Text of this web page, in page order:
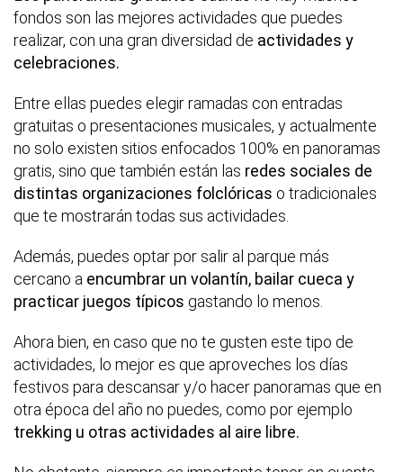
fondos son las mejores actividades que puedes
realizar, con una gran diversidad de actividades y
celebraciones.
Entre ellas puedes elegir ramadas con entradas
gratuitas o presentaciones musicales, y actualmente
no solo existen sitios enfocados 100% en panoramas
gratis, sino que también están las redes sociales de
distintas organizaciones folclóricas o tradicionales
que te mostrarán todas sus actividades.
Además, puedes optar por salir al parque más
cercano a encumbrar un volantín, bailar cueca y
practicar juegos típicos gastando lo menos.
Ahora bien, en caso que no te gusten este tipo de
actividades, lo mejor es que aproveches los días
festivos para descansar y/o hacer panoramas que en
otra época del año no puedes, como por ejemplo
trekking u otras actividades al aire libre.